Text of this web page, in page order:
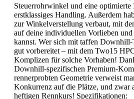
Steuerrohrwinkel und eine
erstklassiges Handling. Außerdem
zur Winkelverstellung verbaut, mit
auf deine individuellen Vorlieben und
kannst. Wer sich mit taffen Downhill-
gut vorbereitet – mit dem Two15
Komplizen für solche Vorhaben!
Downhill-spezifischen Premium-
rennerprobten Geometrie verweist
Konkurrenz auf die Plätze, und zwar
heftigen Rennkurs!